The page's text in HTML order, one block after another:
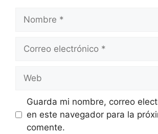
Nombre
Correo
Web
Guarda mi nombre, correo
en este navegador para la
comente.